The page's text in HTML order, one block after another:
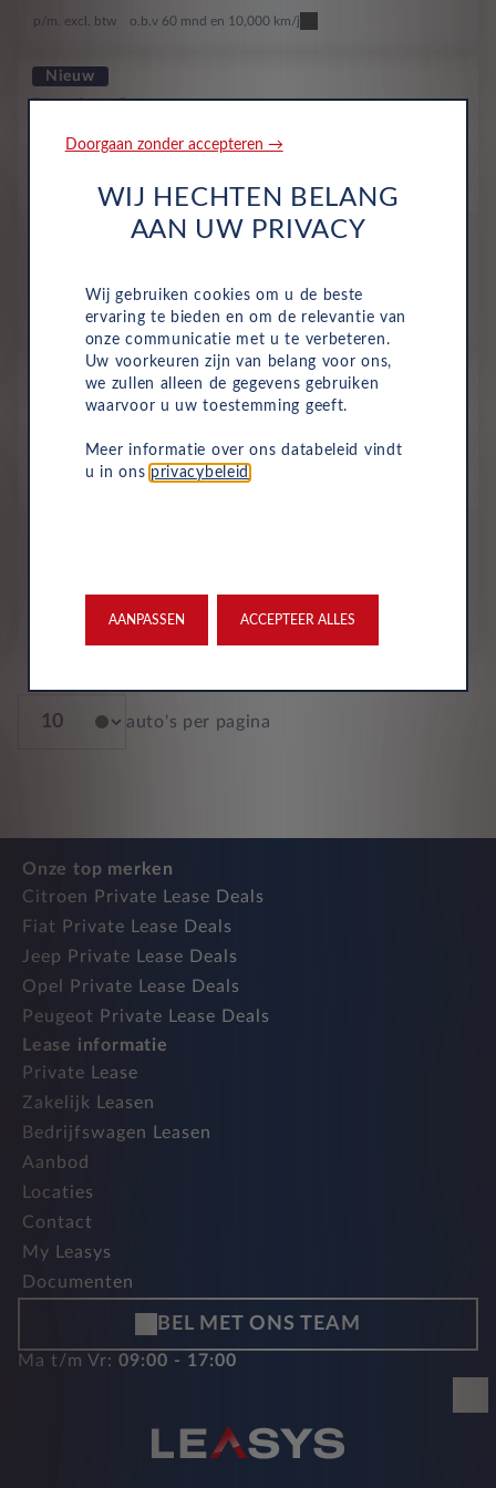
p/m. excl. btw o.b.v 60 mnd en 10,000 km/j
Nieuw
Dongfeng Box
Style Edition 31kWh 70kW
Snow White Standaard Kleur
All-inclusive prijs
441
p/m. excl. btw o.b.v 60 mnd en 10,000 km/j
Dongfeng Box
Volledig Elektrisch Automaat
2024
Snow White Standaard Kleur
p/m. excl. btw o.b.v 60 mnd en 10,000 km/j
auto's per pagina
Onze top merken
Citroen Private Lease Deals
Fiat Private Lease Deals
Jeep Private Lease Deals
Opel Private Lease Deals
Peugeot Private Lease Deals
Lease informatie
Private Lease
Zakelijk Leasen
Bedrijfswagen Leasen
Aanbod
Locaties
Contact
My Leasys
Documenten
BEL MET ONS TEAM
Ma t/m Vr: 09:00 - 17:00
Doorgaan zonder accepteren →
WIJ HECHTEN BELANG
AAN UW PRIVACY
Wij gebruiken cookies om u de beste
ervaring te bieden en om de relevantie van
onze communicatie met u te verbeteren.
Uw voorkeuren zijn van belang voor ons,
we zullen alleen de gegevens gebruiken
waarvoor u uw toestemming geeft.
Meer informatie over ons databeleid vindt
u in ons privacybeleid
AANPASSEN ACCEPTEER ALLES